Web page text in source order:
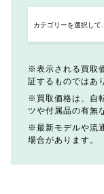
表示される買取
証するものではあ
買取価格は、自
ツや付属品の有無
最新モデルや流
場合があります。